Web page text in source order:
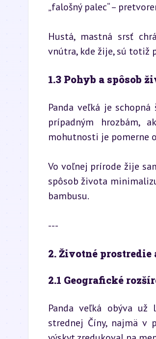
„falošný palec“ –
Hustá, mastná srsť
vnútra, kde žije, sú totiž
1.3 Pohyb a spôsob
Panda veľká je
prípadným hrozbám,
mohutnosti je pomerne
Vo voľnej prírode žije
spôsob života
bambusu.
---
2. Životné prostredie
2.1 Geografické
Panda veľká obýva už
strednej Číny, najmä v